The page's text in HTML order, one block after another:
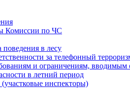
Комиссии по ЧС
в лесу
за телефонный
и ограничениям,
в летний период
инспекторы)